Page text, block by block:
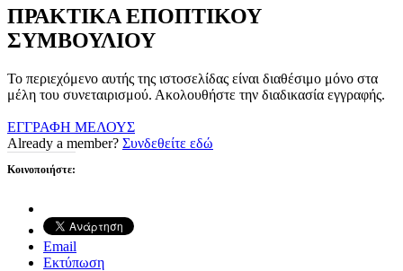
ΠΡΑΚΤΙΚΑ ΕΠΟΠΤΙΚΟΥ
ΣΥΜΒΟΥΛΙΟΥ
Το περιεχόμενο αυτής της ιστοσελίδας είναι διαθέσιμο μόνο στα
μέλη του συνεταιρισμού. Ακολουθήστε την διαδικασία εγγραφής.
ΕΓΓΡΑΦΗ ΜΕΛΟΥΣ
Already a member? Συνδεθείτε εδώ
Κοινοποιήστε:
Email
Εκτύπωση